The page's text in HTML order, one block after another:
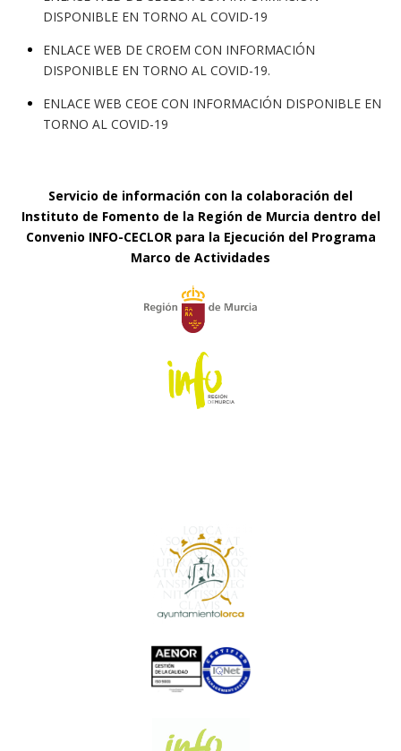
DISPONIBLE EN TORNO AL COVID-19
ENLACE WEB DE CROEM CON INFORMACIÓN
DISPONIBLE EN TORNO AL COVID-19.
ENLACE WEB CEOE CON INFORMACIÓN DISPONIBLE EN
TORNO AL COVID-19
Servicio de información con la colaboración del
Instituto de Fomento de la Región de Murcia dentro del
Convenio INFO-CECLOR para la Ejecución del Programa
Marco de Actividades